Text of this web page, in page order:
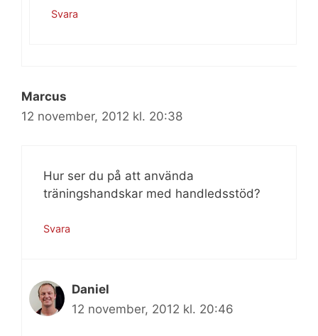
Svara
Marcus
12 november, 2012 kl. 20:38
Hur ser du på att använda
träningshandskar med handledsstöd?
Svara
Daniel
12 november, 2012 kl. 20:46